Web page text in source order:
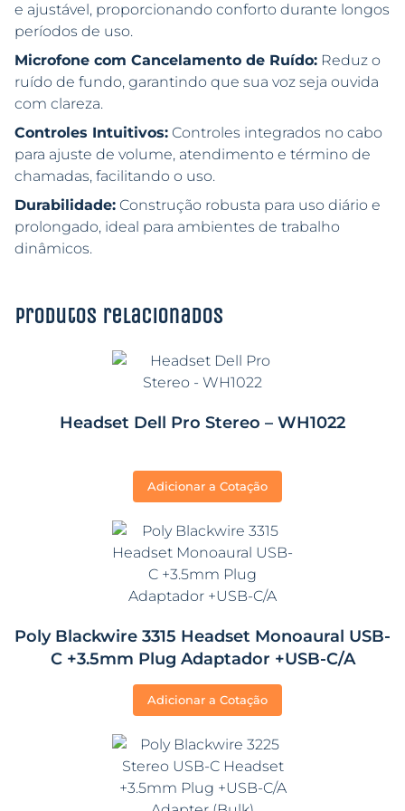
e ajustável, proporcionando conforto durante longos
períodos de uso.
Microfone com Cancelamento de Ruído: Reduz o
ruído de fundo, garantindo que sua voz seja ouvida
com clareza.
Controles Intuitivos: Controles integrados no cabo
para ajuste de volume, atendimento e término de
chamadas, facilitando o uso.
Durabilidade: Construção robusta para uso diário e
prolongado, ideal para ambientes de trabalho
dinâmicos.
Produtos relacionados
Headset Dell Pro Stereo – WH1022
Adicionar a Cotação
Poly Blackwire 3315 Headset Monoaural USB-
C +3.5mm Plug Adaptador +USB-C/A
Adicionar a Cotação